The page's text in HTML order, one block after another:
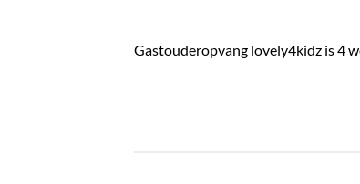
Gastouderopvang lovely4kidz is 4